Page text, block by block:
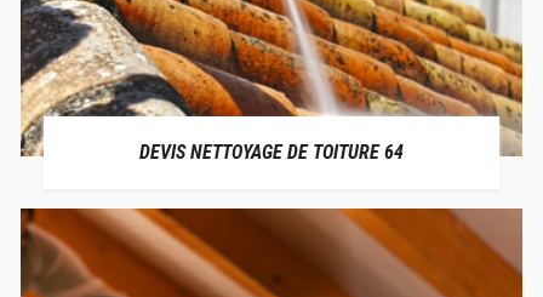
DEVIS NETTOYAGE DE TOITURE 64